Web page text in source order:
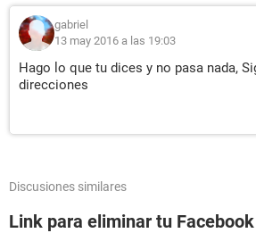
gabriel
13 may 2016 a las 19:03
Hago lo que tu dices y no pasa nada,
direcciones
Discusiones similares
Link para eliminar tu